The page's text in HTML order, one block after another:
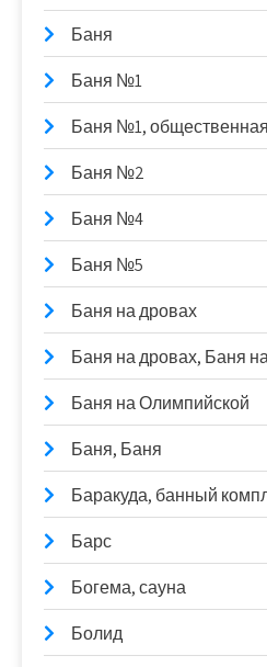
Баня
Баня №1
Баня №1,
Баня №2
Баня №4
Баня №5
Баня на дровах
Баня на дровах, Баня
Баня на Олимпийской
Баня, Баня
Баракуда, банный
Барс
Богема, сауна
Болид